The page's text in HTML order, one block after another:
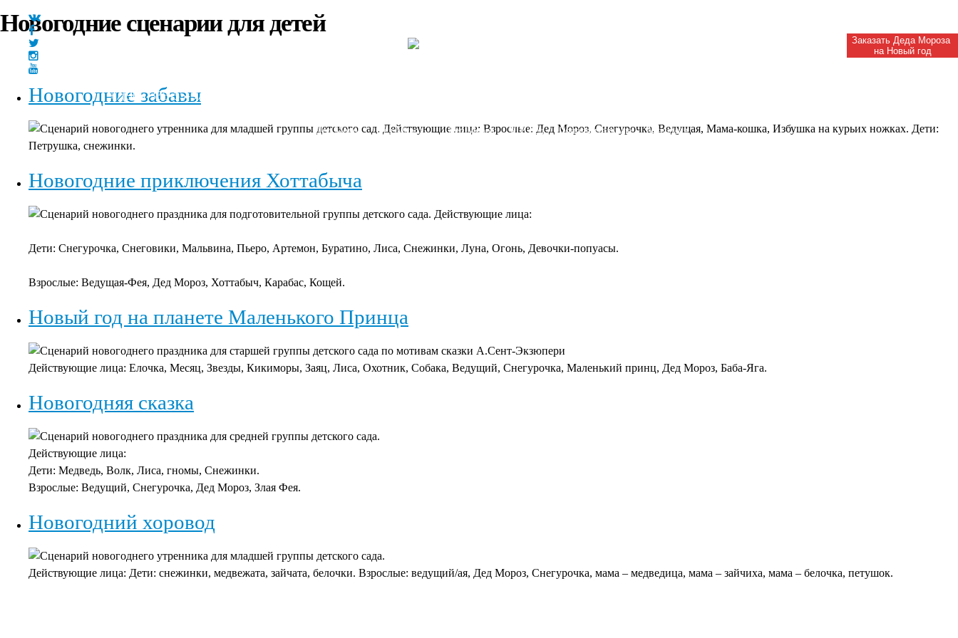
+7(966)335-55-37
Заказать Деда Мороза
на Новый год
Дед Мороз
Дед Мороз
Дед Мороз
VIP Дед
Дополнительные
Академия
Новогодние сценарии для детей
Новогодние забавы
Сценарий новогоднего утренника для младшей группы детского сад. Действующие лица: Взрослые: Дед Мороз, Снегурочка, Ведущая, Мама-кошка, Избушка на курьих ножках. Дети:
Петрушка, снежинки.
Новогодние приключения Хоттабыча
Сценарий новогоднего праздника для подготовительной группы детского сада. Действующие лица:
Дети: Снегурочка, Снеговики, Мальвина, Пьеро, Артемон, Буратино, Лиса, Снежинки, Луна, Огонь, Девочки-попуасы.
Взрослые: Ведущая-Фея, Дед Мороз, Хоттабыч, Карабас, Кощей.
Новый год на планете Маленького Принца
Сценарий новогоднего праздника для старшей группы детского сада по мотивам сказки А.Сент-Экзюпери
Действующие лица: Елочка, Месяц, Звезды, Кикиморы, Заяц, Лиса, Охотник, Собака, Ведущий, Снегурочка, Маленький принц, Дед Мороз, Баба-Яга.
Новогодняя сказка
Сценарий новогоднего праздника для средней группы детского сада.
Действующие лица:
Дети: Медведь, Волк, Лиса, гномы, Снежинки.
Взрослые: Ведущий, Снегурочка, Дед Мороз, Злая Фея.
Новогодний хоровод
Сценарий новогоднего утренника для младшей группы детского сада.
Действующие лица: Дети: снежинки, медвежата, зайчата, белочки. Взрослые: ведущий/ая, Дед Мороз, Снегурочка, мама – медведица, мама – зайчиха, мама – белочка, петушок.